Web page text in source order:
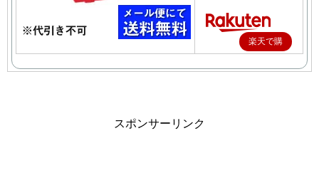
楽天で購
スポンサーリンク